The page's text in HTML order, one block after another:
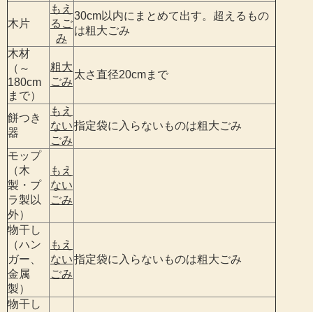
木片
もえ
るご
み
30cm以内にまとめて出す。超えるもの
は粗大ごみ
木材
（～
180cm
まで）
粗大
ごみ
太さ直径20cmまで
餅つき
器
もえ
ない
ごみ
指定袋に入らないものは粗大ごみ
モップ
（木
製・プ
ラ製以
外）
もえ
ない
ごみ
物干し
（ハン
ガー、
金属
製）
もえ
ない
ごみ
指定袋に入らないものは粗大ごみ
物干し